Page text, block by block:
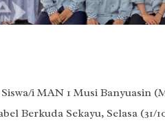
i MAN 1 Musi Banyuasin
Berkuda Sekayu, Selasa (31/